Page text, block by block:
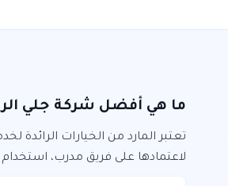
ما هي أفضل شركة جلي
تعتبر المارد من الخيارات الرائدة
لاعتمادها على فريق مدرب،